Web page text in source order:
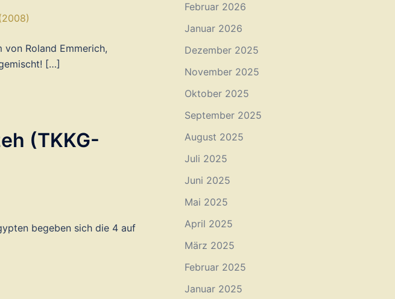
von Roland Emmerich,
[…]
(TKKG-
begeben sich die 4 auf
Februar 2026
Januar 2026
Dezember 2025
November 2025
Oktober 2025
September 2025
August 2025
Juli 2025
Juni 2025
Mai 2025
April 2025
März 2025
Februar 2025
Januar 2025